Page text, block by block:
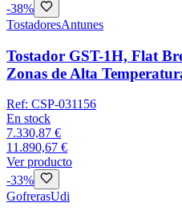
-38%
TostadoresAntunes
Tostador GST-1H, Flat
Zonas de Alta
Ref: CSP-031156
En stock
7.330,87 €
11.890,67 €
Ver producto
-33%
GofrerasUdi